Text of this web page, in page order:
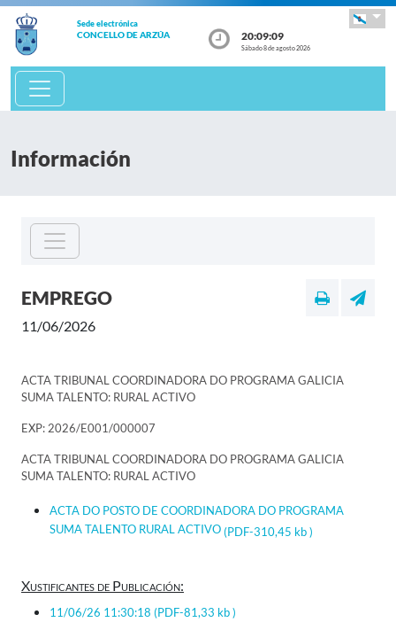
Sede electrónica
CONCELLO DE ARZÚA 20:09:09
Sábado 8 de agosto 2026
Información
EMPREGO
11/06/2026
ACTA TRIBUNAL COORDINADORA DO PROGRAMA GALICIA
SUMA TALENTO: RURAL ACTIVO
EXP: 2026/E001/000007
ACTA TRIBUNAL COORDINADORA DO PROGRAMA GALICIA
SUMA TALENTO: RURAL ACTIVO
ACTA DO POSTO DE COORDINADORA DO PROGRAMA
SUMA TALENTO RURAL ACTIVO(PDF-310,45 kb )
Xustificantes de Publicación:
11/06/26 11:30:18 (PDF-81,33 kb )